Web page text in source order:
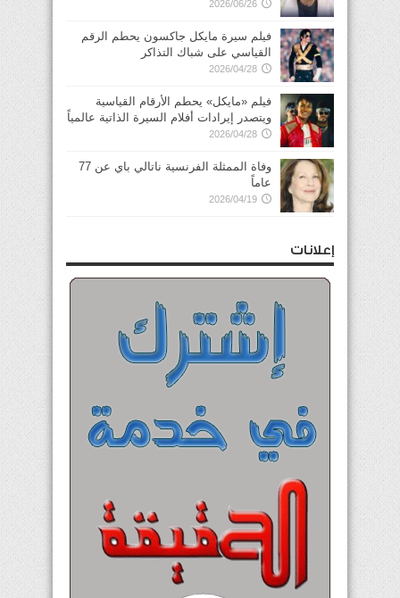
2026/06/26
فيلم سيرة مايكل جاكسون يحطم الرقم
القياسي على شباك التذاكر
2026/04/28
فيلم «مايكل» يحطم الأرقام القياسية
ويتصدر إيرادات أفلام السيرة الذاتية عالمياً
2026/04/28
وفاة الممثلة الفرنسية ناتالي باي عن 77
عاماً
2026/04/19
إعلانات